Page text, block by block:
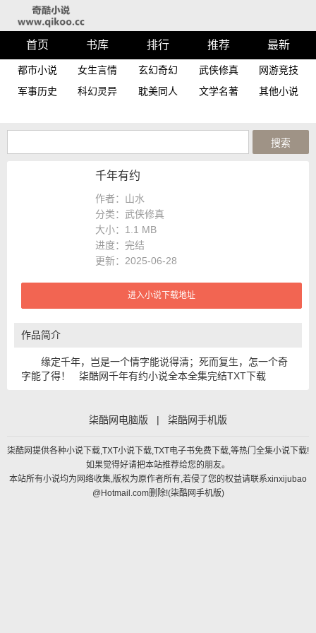
首页 书库 排行 推荐 最新
都市小说 女生言情 玄幻奇幻 武侠修真
网游竞技
军事历史
科幻灵异 耽美同人 文学名著 其他小说
千年有约
作者：山水
分类：武侠修真
大小： 1.1 MB
进度： 完结
更新：2025-06-28
进入小说下载地址
作品简介
缘定千年，岂是一个情字能说得清；死而复生，怎一个奇
字能了得！ 柒酷网千年有约小说全本全集完结TXT下载
柒酷网电脑版 | 柒酷网手机版
柒酷网提供各种小说下载,TXT小说下载,TXT电子书免费下载,等热门全集小说下载!
如果觉得好请把本站推荐给您的朋友。
本站所有小说均为网络收集,版权为原作者所有,若侵了您的权益请联系xinxijubao
@Hotmail.com删除!(柒酷网手机版)